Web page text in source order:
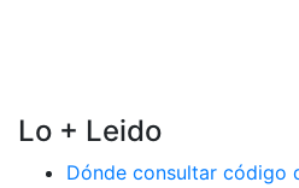
Lo + Leido
Dónde consultar código